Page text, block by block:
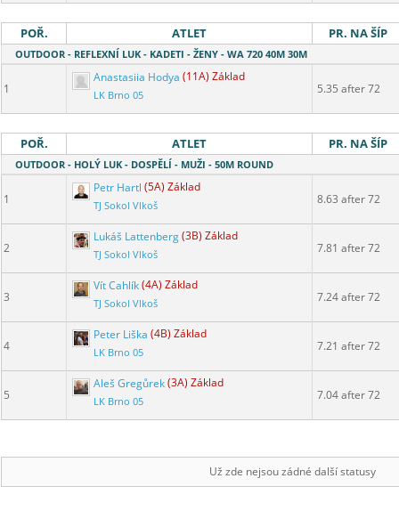
POŘ. ATLET PR. NA ŠÍP
OUTDOOR - REFLEXNÍ LUK - KADETI - ŽENY - WA 720 40M 30M
1
Anastasiia Hodya (11A) Základ
LK Brno 05 5.35 after 72
POŘ. ATLET PR. NA ŠÍP
OUTDOOR - HOLÝ LUK - DOSPĚLÍ - MUŽI - 50M ROUND
1
Petr Hartl (5A) Základ
TJ Sokol Vlkoš 8.63 after 72
2
Lukáš Lattenberg(3B) Základ
TJ Sokol Vlkoš 7.81 after 72
3
Vít Cahlík(4A) Základ
TJ Sokol Vlkoš 7.24 after 72
4
Peter Liška (4B) Základ
LK Brno 05 7.21 after 72
5
Aleš Gregůrek(3A) Základ
LK Brno 05 7.04 after 72
Už zde nejsou zádné další statusy